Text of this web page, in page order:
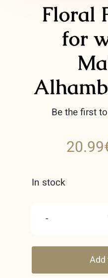
Floral
for
Be the first
20.99
In stock